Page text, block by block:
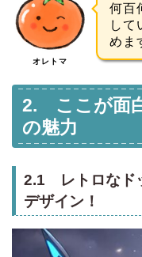
オレトマ
何百
して
めま
2. ここが面
の魅力
2.1 レトロなド
デザイン！